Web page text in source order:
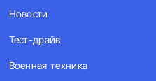
Новости
Тест-драйв
Военная техника